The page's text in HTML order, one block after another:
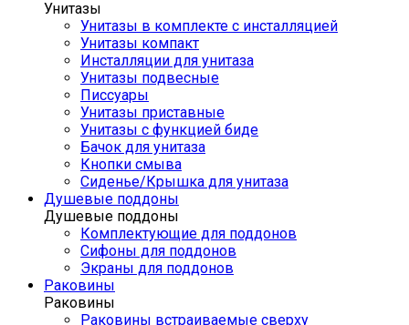
Унитазы
Унитазы в комплекте с инсталляцией
Унитазы компакт
Инсталляции для унитаза
Унитазы подвесные
Писсуары
Унитазы приставные
Унитазы с функцией биде
Бачок для унитаза
Кнопки смыва
Сиденье/Крышка для унитаза
Душевые поддоны
Душевые поддоны
Комплектующие для поддонов
Сифоны для поддонов
Экраны для поддонов
Раковины
Раковины
Раковины встраиваемые сверху